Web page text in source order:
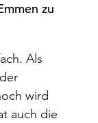
zu
Als
wird
auch die